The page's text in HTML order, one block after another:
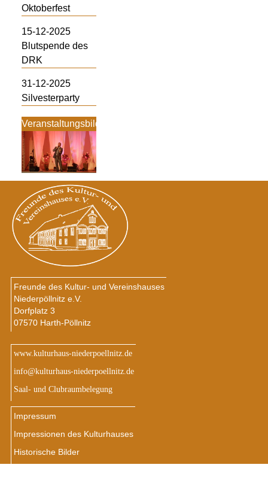
Oktoberfest
15-12-2025
Blutspende des
DRK
31-12-2025
Silvesterparty
Veranstaltungsbilder
Freunde des Kultur- und Vereinshauses
Niederpöllnitz e.V.
Dorfplatz 3
07570 Harth-Pöllnitz
www.kulturhaus-niederpoellnitz.de
info@kulturhaus-niederpoellnitz.de
Saal- und Clubraumbelegung
Impressum
Impressionen des Kulturhauses
Historische Bilder